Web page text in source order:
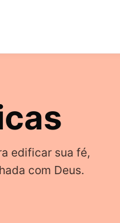
edificar sua fé,
com Deus.